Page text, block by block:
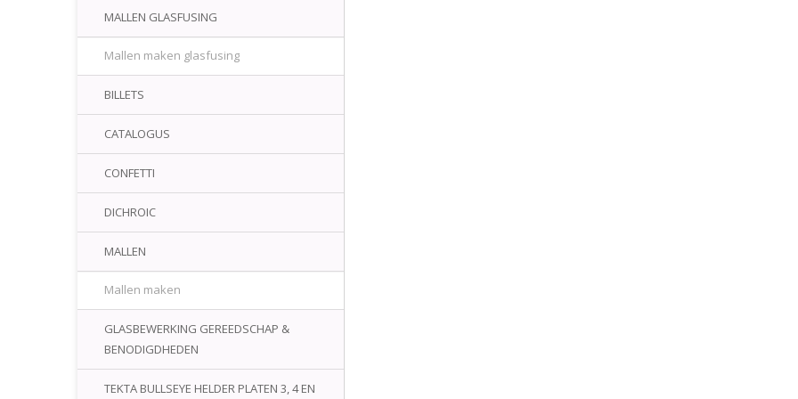
MALLEN GLASFUSING
Mallen maken glasfusing
BILLETS
CATALOGUS
CONFETTI
DICHROIC
MALLEN
Mallen maken
GLASBEWERKING GEREEDSCHAP &
BENODIGDHEDEN
TEKTA BULLSEYE HELDER PLATEN 3, 4 EN